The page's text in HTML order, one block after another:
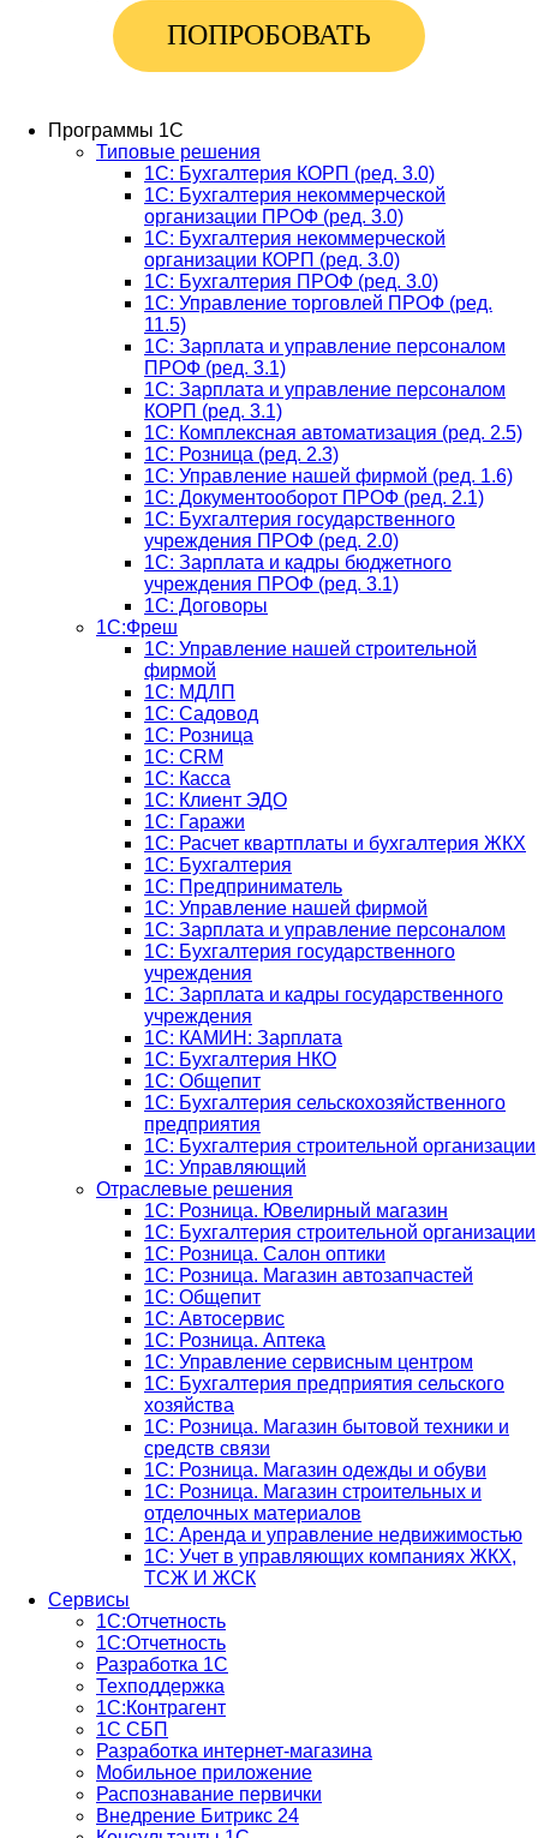
ПОПРОБОВАТЬ
Программы 1С
Типовые решения
1C: Бухгалтерия КОРП (ред. 3.0)
1С: Бухгалтерия некоммерческой
организации ПРОФ (ред. 3.0)
1С: Бухгалтерия некоммерческой
организации КОРП (ред. 3.0)
1C: Бухгалтерия ПРОФ (ред. 3.0)
1C: Управление торговлей ПРОФ (ред.
11.5)
1C: Зарплата и управление персоналом
ПРОФ (ред. 3.1)
1C: Зарплата и управление персоналом
КОРП (ред. 3.1)
1C: Комплексная автоматизация (ред. 2.5)
1С: Розница (ред. 2.3)
1С: Управление нашей фирмой (ред. 1.6)
1С: Документооборот ПРОФ (ред. 2.1)
1C: Бухгалтерия государственного
учреждения ПРОФ (ред. 2.0)
1C: Зарплата и кадры бюджетного
учреждения ПРОФ (ред. 3.1)
1С: Договоры
1С:Фреш
1С: Управление нашей строительной
фирмой
1С: МДЛП
1С: Садовод
1С: Розница
1C: CRM
1C: Касса
1С: Клиент ЭДО
1С: Гаражи
1C: Расчет квартплаты и бухгалтерия ЖКХ
1C: Бухгалтерия
1C: Предприниматель
1C: Управление нашей фирмой
1C: Зарплата и управление персоналом
1C: Бухгалтерия государственного
учреждения
1C: Зарплата и кадры государственного
учреждения
1C: КАМИН: Зарплата
1C: Бухгалтерия НКО
1С: Общепит
1С: Бухгалтерия сельскохозяйст­венного
предприятия
1С: Бухгалтерия строительной организации
1С: Управляющий
Отраслевые решения
1С: Розница. Ювелирный магазин
1С: Бухгалтерия строительной организации
1С: Розница. Салон оптики
1С: Розница. Магазин автозапчастей
1C: Общепит
1С: Автосервис
1С: Розница. Аптека
1С: Управление сервисным центром
1С: Бухгалтерия предприятия сельского
хозяйства
1С: Розница. Магазин бытовой техники и
средств связи
1С: Розница. Магазин одежды и обуви
1С: Розница. Магазин строительных и
отделочных материалов
1С: Аренда и управление недвижимостью
1C: Учет в управляющих компаниях ЖКХ,
ТСЖ И ЖСК
Сервисы
1С:Отчетность
1С:Отчетность
Разработка 1С
Техподдержка
1С:Контрагент
1С СБП
Разработка интернет-магазина
Мобильное приложение
Распознавание первички
Внедрение Битрикс 24